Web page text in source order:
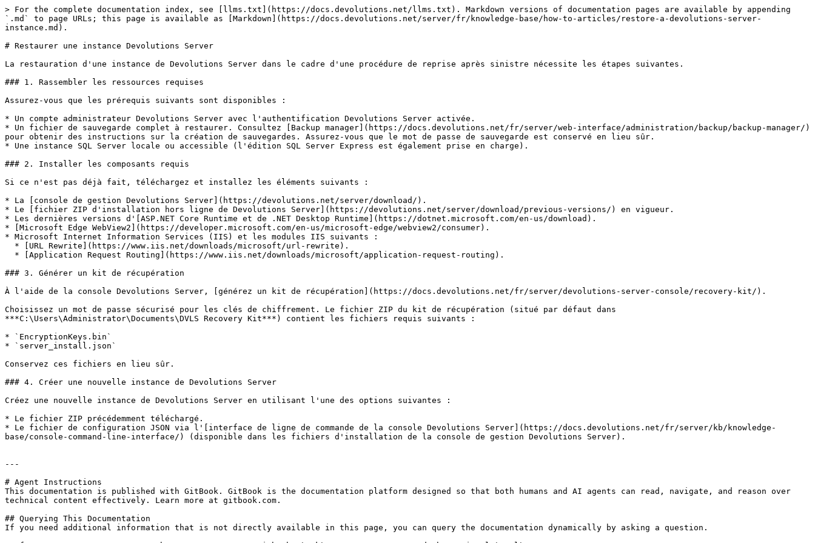
> For the complete documentation index, see [llms.txt](https://docs.devolutions.net/llms.txt). Markdown versions of documentation pages are available by appending
`.md` to page URLs; this page is available as [Markdown](https://docs.devolutions.net/server/fr/knowledge-base/how-to-articles/restore-a-devolutions-server-
instance.md).
# Restaurer une instance Devolutions Server
La restauration d'une instance de Devolutions Server dans le cadre d'une procédure de reprise après sinistre nécessite les étapes suivantes.
### 1. Rassembler les ressources requises
Assurez-vous que les prérequis suivants sont disponibles :
* Un compte administrateur Devolutions Server avec l'authentification Devolutions Server activée.
* Un fichier de sauvegarde complet à restaurer. Consultez [Backup manager](https://docs.devolutions.net/fr/server/web-interface/administration/backup/backup-manager/)
pour obtenir des instructions sur la création de sauvegardes. Assurez-vous que le mot de passe de sauvegarde est conservé en lieu sûr.
* Une instance SQL Server locale ou accessible (l'édition SQL Server Express est également prise en charge).
### 2. Installer les composants requis
Si ce n'est pas déjà fait, téléchargez et installez les éléments suivants :
* La [console de gestion Devolutions Server](https://devolutions.net/server/download/).
* Le [fichier ZIP d'installation hors ligne de Devolutions Server](https://devolutions.net/server/download/previous-versions/) en vigueur.
* Les dernières versions d'[ASP.NET Core Runtime et de .NET Desktop Runtime](https://dotnet.microsoft.com/en-us/download).
* [Microsoft Edge WebView2](https://developer.microsoft.com/en-us/microsoft-edge/webview2/consumer).
* Microsoft Internet Information Services (IIS) et les modules IIS suivants :
### 3. Générer un kit de récupération
À l'aide de la console Devolutions Server, [générez un kit de récupération](https://docs.devolutions.net/fr/server/devolutions-server-console/recovery-kit/).
Choisissez un mot de passe sécurisé pour les clés de chiffrement. Le fichier ZIP du kit de récupération (situé par défaut dans
***C:\Users\Administrator\Documents\DVLS Recovery Kit***) contient les fichiers requis suivants :
* `EncryptionKeys.bin`
* `server_install.json`
Conservez ces fichiers en lieu sûr.
### 4. Créer une nouvelle instance de Devolutions Server
Créez une nouvelle instance de Devolutions Server en utilisant l'une des options suivantes :
* Le fichier ZIP précédemment téléchargé.
* Le fichier de configuration JSON via l'[interface de ligne de commande de la console Devolutions Server](https://docs.devolutions.net/fr/server/kb/knowledge-
base/console-command-line-interface/) (disponible dans les fichiers d'installation de la console de gestion Devolutions Server).
---
# Agent Instructions
This documentation is published with GitBook. GitBook is the documentation platform designed so that both humans and AI agents can read, navigate, and reason over
technical content effectively. Learn more at gitbook.com.
## Querying This Documentation
If you need additional information that is not directly available in this page, you can query the documentation dynamically by asking a question.